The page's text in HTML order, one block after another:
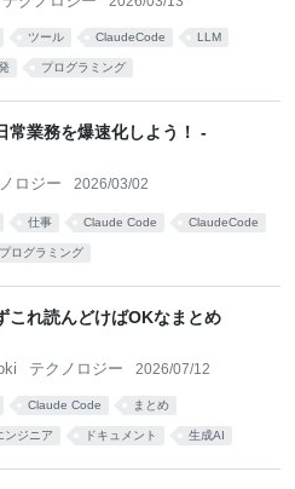
ツール ClaudeCode LLM
プログラミング
業務を爆速化しよう！ -
ロジー 2026/03/02
仕事 Claude Code ClaudeCode
プログラミング
れ読んどけばOKなまとめ
テクノロジー 2026/07/12
Claude Code まとめ
ンジニア ドキュメント 生成AI